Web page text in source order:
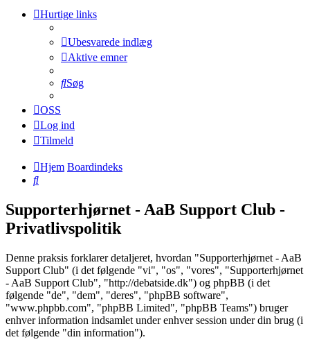
Hurtige links
Ubesvarede indlæg
Aktive emner
Søg
OSS
Log ind
Tilmeld
Hjem Boardindeks
Søg
Supporterhjørnet - AaB Support Club -
Privatlivspolitik
Denne praksis forklarer detaljeret, hvordan "Supporterhjørnet - AaB
Support Club" (i det følgende "vi", "os", "vores", "Supporterhjørnet
- AaB Support Club", "http://debatside.dk") og phpBB (i det
følgende "de", "dem", "deres", "phpBB software",
"www.phpbb.com", "phpBB Limited", "phpBB Teams") bruger
enhver information indsamlet under enhver session under din brug (i
det følgende "din information").